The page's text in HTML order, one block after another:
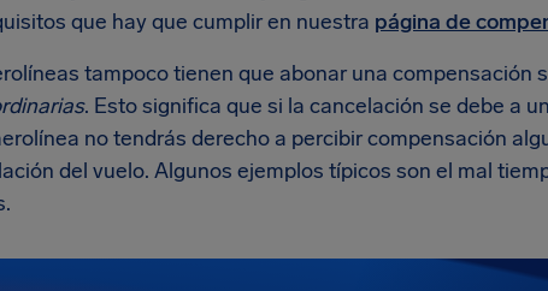
que hay que cumplir en nuestra página de
tampoco tienen que abonar una compensación
. Esto significa que si la cancelación se debe a
no tendrás derecho a percibir compensación
del vuelo. Algunos ejemplos típicos son el mal